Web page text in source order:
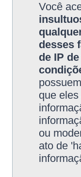
Você
desses
de IP
que
ou
ato de